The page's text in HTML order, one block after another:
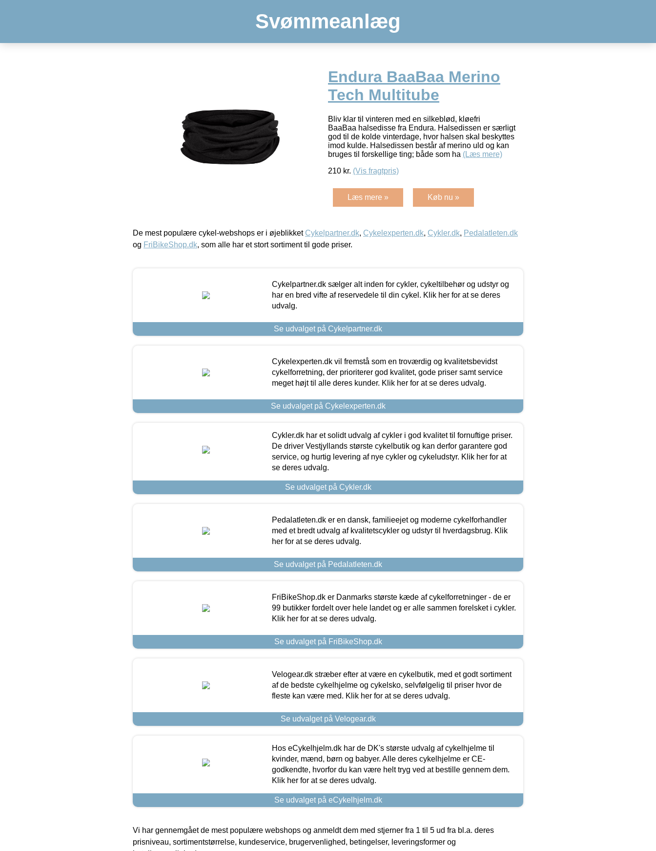
Svømmeanlæg
Endura BaaBaa Merino
Tech Multitube
Bliv klar til vinteren med en silkeblød, kløefri
BaaBaa halsedisse fra Endura. Halsedissen er særligt
god til de kolde vinterdage, hvor halsen skal beskyttes
imod kulde. Halsedissen består af merino uld og kan
bruges til forskellige ting; både som ha (Læs mere)
210 kr. (Vis fragtpris)
Læs mere » Køb nu »
De mest populære cykel-webshops er i øjeblikket Cykelpartner.dk, Cykelexperten.dk, Cykler.dk, Pedalatleten.dk
og FriBikeShop.dk, som alle har et stort sortiment til gode priser.
Cykelpartner.dk sælger alt inden for cykler, cykeltilbehør og udstyr og
har en bred vifte af reservedele til din cykel. Klik her for at se deres
udvalg.
Se udvalget på Cykelpartner.dk
Cykelexperten.dk vil fremstå som en troværdig og kvalitetsbevidst
cykelforretning, der prioriterer god kvalitet, gode priser samt service
meget højt til alle deres kunder. Klik her for at se deres udvalg.
Se udvalget på Cykelexperten.dk
Cykler.dk har et solidt udvalg af cykler i god kvalitet til fornuftige priser.
De driver Vestjyllands største cykelbutik og kan derfor garantere god
service, og hurtig levering af nye cykler og cykeludstyr. Klik her for at
se deres udvalg.
Se udvalget på Cykler.dk
Pedalatleten.dk er en dansk, familieejet og moderne cykelforhandler
med et bredt udvalg af kvalitetscykler og udstyr til hverdagsbrug. Klik
her for at se deres udvalg.
Se udvalget på Pedalatleten.dk
FriBikeShop.dk er Danmarks største kæde af cykelforretninger - de er
99 butikker fordelt over hele landet og er alle sammen forelsket i cykler.
Klik her for at se deres udvalg.
Se udvalget på FriBikeShop.dk
Velogear.dk stræber efter at være en cykelbutik, med et godt sortiment
af de bedste cykelhjelme og cykelsko, selvfølgelig til priser hvor de
fleste kan være med. Klik her for at se deres udvalg.
Se udvalget på Velogear.dk
Hos eCykelhjelm.dk har de DK's største udvalg af cykelhjelme til
kvinder, mænd, børn og babyer. Alle deres cykelhjelme er CE-
godkendte, hvorfor du kan være helt tryg ved at bestille gennem dem.
Klik her for at se deres udvalg.
Se udvalget på eCykelhjelm.dk
Vi har gennemgået de mest populære webshops og anmeldt dem med stjerner fra 1 til 5 ud fra bl.a. deres
prisniveau, sortimentstørrelse, kundeservice, brugervenlighed, betingelser, leveringsformer og